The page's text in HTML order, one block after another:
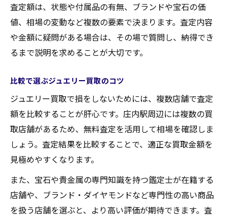
査定額は、状態や付属品の有無、ブランドや宝石の価
値、相場の変動など複数の要素で決まります。査定内容
や金額に疑問がある場合は、その場で質問し、納得でき
るまで説明を求めることが大切です。
比較で選ぶジュエリー買取のコツ
ジュエリー買取で損をしないためには、複数店舗で査定
額を比較することが肝心です。庄内駅周辺には複数の買
取店舗があるため、無料査定を活用して相場を確認しま
しょう。査定結果を比較することで、適正な買取金額を
見極めやすくなります。
また、宝石や貴金属の専門知識を持つ鑑定士が在籍する
店舗や、ブランド・ダイヤモンドなど専門性の高い商品
を扱う店舗を選ぶと、より高い評価が期待できます。査